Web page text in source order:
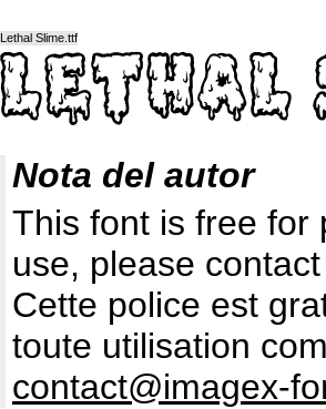
Lethal Slime.ttf
Nota del autor
This font is free for
use, please
Cette police est
toute utilisation
contact@imagex-